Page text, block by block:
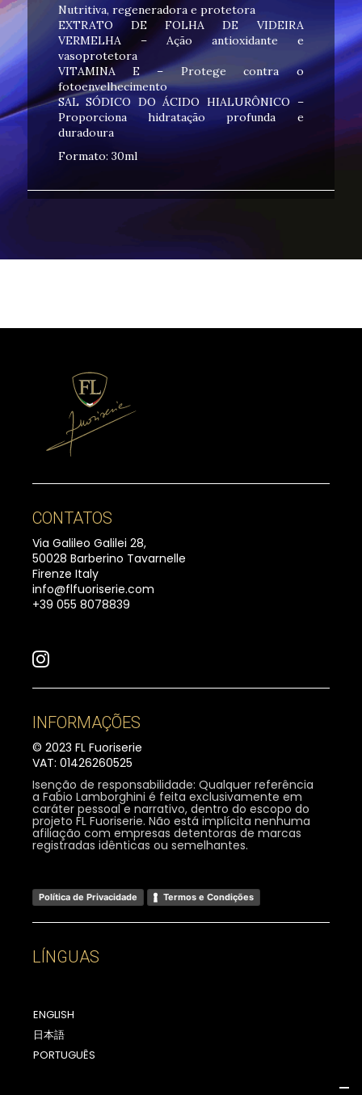
Nutritiva, regeneradora e protetora
EXTRATO DE FOLHA DE VIDEIRA
VERMELHA – Ação antioxidante e
vasoprotetora
VITAMINA E – Protege contra o
fotoenvelhecimento
SAL SÓDICO DO ÁCIDO HIALURÔNICO –
Proporciona hidratação profunda e
duradoura
Formato: 30ml
CONTATOS
Via Galileo Galilei 28,
50028 Barberino Tavarnelle
Firenze Italy
info@flfuoriserie.com
+39 055 8078839
INFORMAÇÕES
© 2023 FL Fuoriserie
VAT: 01426260525
Isenção de responsabilidade: Qualquer referência
a Fabio Lamborghini é feita exclusivamente em
caráter pessoal e narrativo, dentro do escopo do
projeto FL Fuoriserie. Não está implícita nenhuma
afiliação com empresas detentoras de marcas
registradas idênticas ou semelhantes.
Política de Privacidade Termos e Condições
LÍNGUAS
ENGLISH
日本語
PORTUGUÊS